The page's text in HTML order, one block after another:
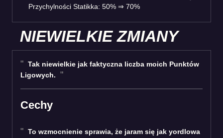
Przychylności Statikka: 50% ⇒ 70%
NIEWIELKIE ZMIANY
Tak niewielkie jak faktyczna liczba moich Punktów
Ligowych.
Cechy
To wzmocnienie sprawia, że jaram się jak yordlowa